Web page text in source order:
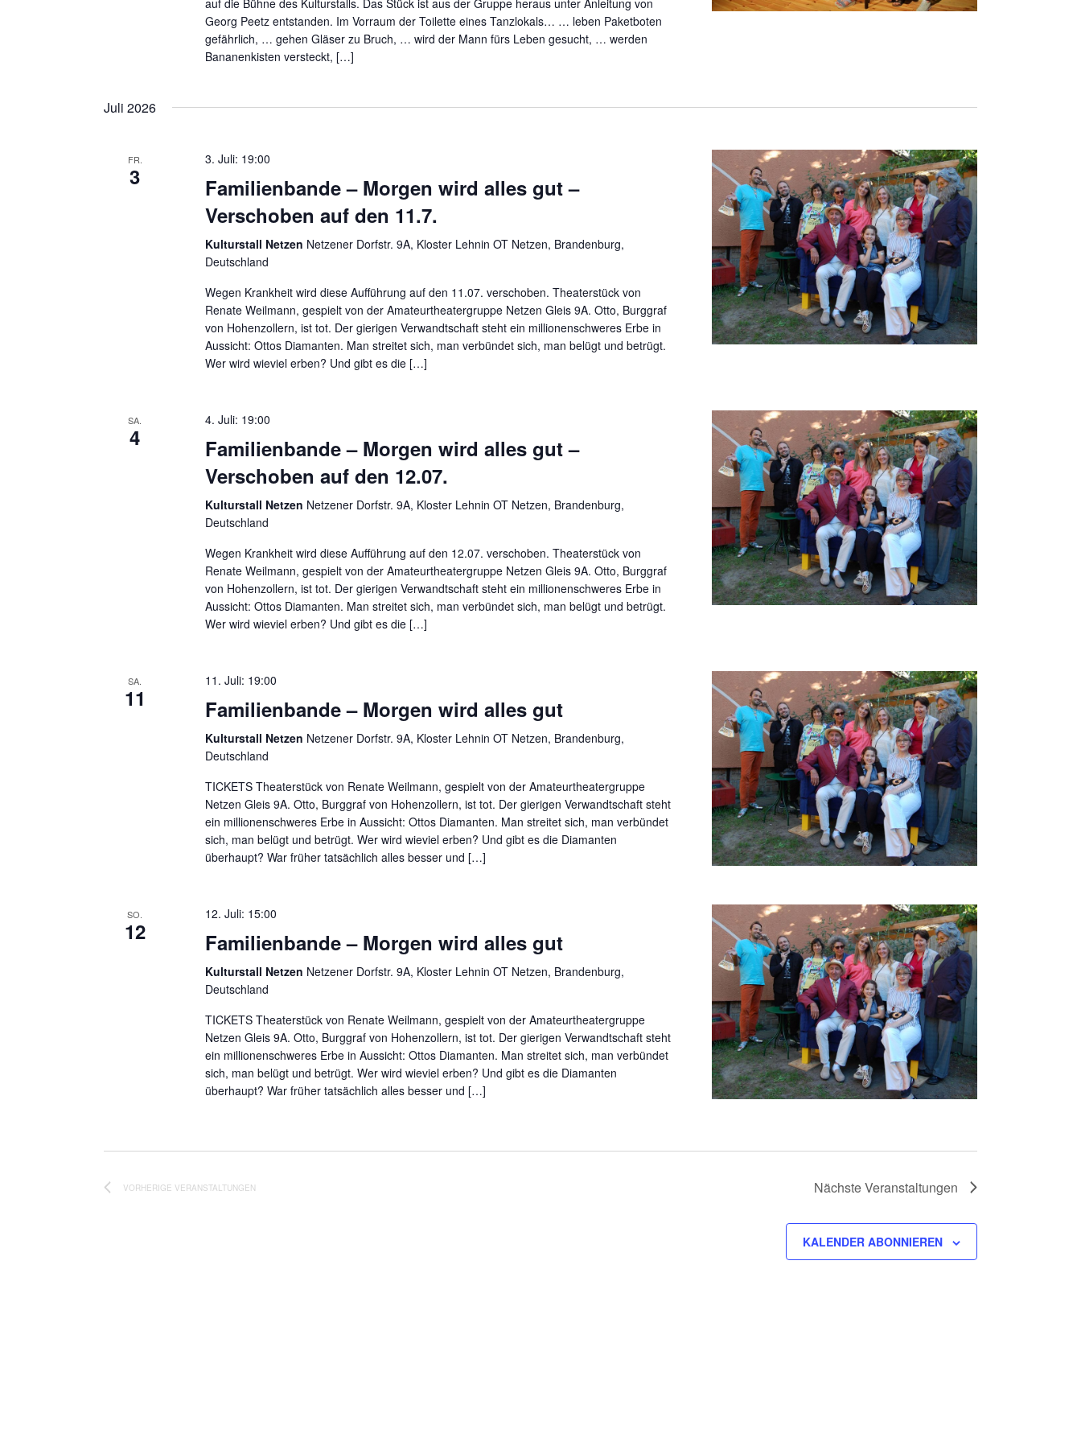
auf die Bühne des Kulturstalls. Das Stück ist aus der Gruppe heraus unter Anleitung von
Georg Peetz entstanden. Im Vorraum der Toilette eines Tanzlokals… … leben Paketboten
gefährlich, … gehen Gläser zu Bruch, … wird der Mann fürs Leben gesucht, … werden
Bananenkisten versteckt, […]
Juli 2026
FR.
3
3. Juli: 19:00
Familienbande – Morgen wird alles gut –
Verschoben auf den 11.7.
Kulturstall Netzen Netzener Dorfstr. 9A, Kloster Lehnin OT Netzen, Brandenburg,
Deutschland
Wegen Krankheit wird diese Aufführung auf den 11.07. verschoben. Theaterstück von
Renate Weilmann, gespielt von der Amateurtheatergruppe Netzen Gleis 9A. Otto, Burggraf
von Hohenzollern, ist tot. Der gierigen Verwandtschaft steht ein millionenschweres Erbe in
Aussicht: Ottos Diamanten. Man streitet sich, man verbündet sich, man belügt und betrügt.
Wer wird wieviel erben? Und gibt es die […]
SA.
4
4. Juli: 19:00
Familienbande – Morgen wird alles gut –
Verschoben auf den 12.07.
Kulturstall Netzen Netzener Dorfstr. 9A, Kloster Lehnin OT Netzen, Brandenburg,
Deutschland
Wegen Krankheit wird diese Aufführung auf den 12.07. verschoben. Theaterstück von
Renate Weilmann, gespielt von der Amateurtheatergruppe Netzen Gleis 9A. Otto, Burggraf
von Hohenzollern, ist tot. Der gierigen Verwandtschaft steht ein millionenschweres Erbe in
Aussicht: Ottos Diamanten. Man streitet sich, man verbündet sich, man belügt und betrügt.
Wer wird wieviel erben? Und gibt es die […]
SA.
11
11. Juli: 19:00
Familienbande – Morgen wird alles gut
Kulturstall Netzen Netzener Dorfstr. 9A, Kloster Lehnin OT Netzen, Brandenburg,
Deutschland
TICKETS Theaterstück von Renate Weilmann, gespielt von der Amateurtheatergruppe
Netzen Gleis 9A. Otto, Burggraf von Hohenzollern, ist tot. Der gierigen Verwandtschaft steht
ein millionenschweres Erbe in Aussicht: Ottos Diamanten. Man streitet sich, man verbündet
sich, man belügt und betrügt. Wer wird wieviel erben? Und gibt es die Diamanten
überhaupt? War früher tatsächlich alles besser und […]
SO.
12
12. Juli: 15:00
Familienbande – Morgen wird alles gut
Kulturstall Netzen Netzener Dorfstr. 9A, Kloster Lehnin OT Netzen, Brandenburg,
Deutschland
TICKETS Theaterstück von Renate Weilmann, gespielt von der Amateurtheatergruppe
Netzen Gleis 9A. Otto, Burggraf von Hohenzollern, ist tot. Der gierigen Verwandtschaft steht
ein millionenschweres Erbe in Aussicht: Ottos Diamanten. Man streitet sich, man verbündet
sich, man belügt und betrügt. Wer wird wieviel erben? Und gibt es die Diamanten
überhaupt? War früher tatsächlich alles besser und […]
VORHERIGE VERANSTALTUNGEN NächsteVeranstaltungen
KALENDER ABONNIEREN